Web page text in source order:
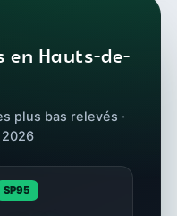
en Hauts-de-
plus bas relevés ·
SP95